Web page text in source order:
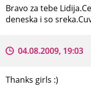
Bravo za tebe
deneska i so
04.08.2009, 19:03
Thanks girls :)